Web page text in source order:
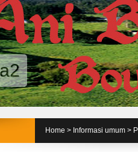
Home > Informasi umum >